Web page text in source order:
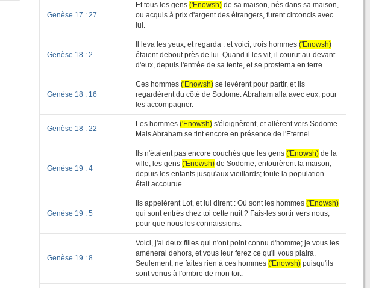
Genèse 17 : 27
Et tous les gens ('Enowsh) de sa maison, nés dans sa maison,
ou acquis à prix d'argent des étrangers, furent circoncis avec
lui.
Genèse 18 : 2
Il leva les yeux, et regarda : et voici, trois hommes ('Enowsh)
étaient debout près de lui. Quand il les vit, il courut au-devant
d'eux, depuis l'entrée de sa tente, et se prosterna en terre.
Genèse 18 : 16
Ces hommes ('Enowsh) se levèrent pour partir, et ils
regardèrent du côté de Sodome. Abraham alla avec eux, pour
les accompagner.
Genèse 18 : 22
Les hommes ('Enowsh) s'éloignèrent, et allèrent vers Sodome.
Mais Abraham se tint encore en présence de l'Eternel.
Genèse 19 : 4
Ils n'étaient pas encore couchés que les gens ('Enowsh) de la
ville, les gens ('Enowsh) de Sodome, entourèrent la maison,
depuis les enfants jusqu'aux vieillards; toute la population
était accourue.
Genèse 19 : 5
Ils appelèrent Lot, et lui dirent : Où sont les hommes ('Enowsh)
qui sont entrés chez toi cette nuit ? Fais-les sortir vers nous,
pour que nous les connaissions.
Genèse 19 : 8
Voici, j'ai deux filles qui n'ont point connu d'homme; je vous les
amènerai dehors, et vous leur ferez ce qu'il vous plaira.
Seulement, ne faites rien à ces hommes ('Enowsh) puisqu'ils
sont venus à l'ombre de mon toit.